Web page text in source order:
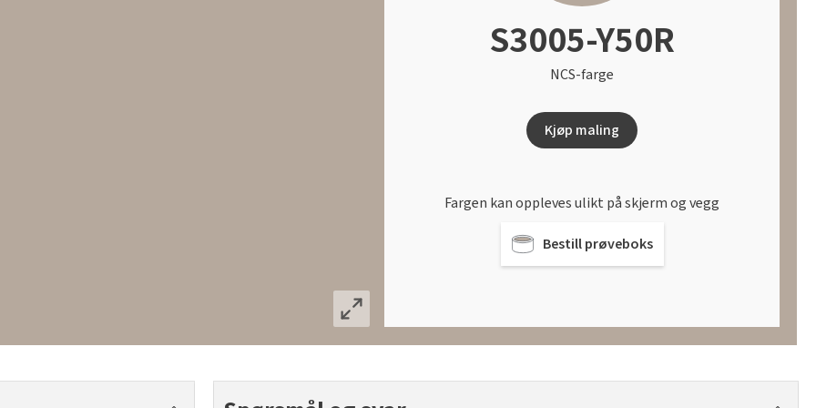
S3005-Y50R
NCS-farge
Kjøp maling
Fargen kan oppleves ulikt på skjerm og vegg
Bestill prøveboks